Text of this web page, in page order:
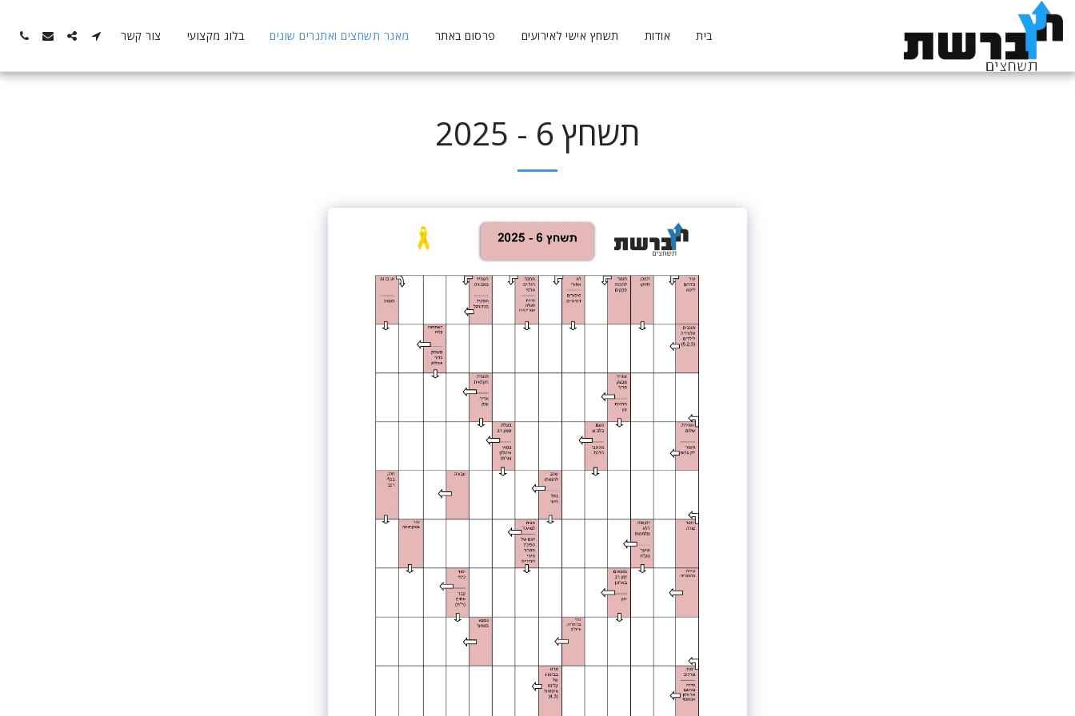
בית אודות תשחץ אישי לאירועים פרסום באתר מאגר תשחצים ואתגרים שונים בלוג מקצועי צור קשר
תשחץ 6 - 2025